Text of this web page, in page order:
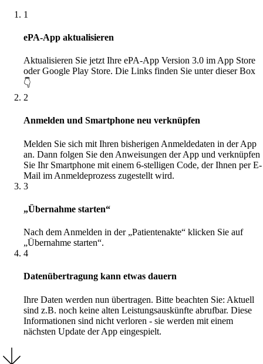
1
ePA-App aktualisieren
Aktualisieren Sie jetzt Ihre ePA-App Version 3.0 im App Store
oder Google Play Store. Die Links finden Sie unter dieser Box
👇
2
Anmelden und Smartphone neu verknüpfen
Melden Sie sich mit Ihren bisherigen Anmeldedaten in der App
an. Dann folgen Sie den Anweisungen der App und verknüpfen
Sie Ihr Smartphone mit einem 6-stelligen Code, der Ihnen per E-
Mail im Anmeldeprozess zugestellt wird.
3
„Übernahme starten“
Nach dem Anmelden in der „Patientenakte“ klicken Sie auf
„Übernahme starten“.
4
Datenübertragung kann etwas dauern
Ihre Daten werden nun übertragen. Bitte beachten Sie: Aktuell
sind z.B. noch keine alten Leistungsauskünfte abrufbar. Diese
Informationen sind nicht verloren - sie werden mit einem
nächsten Update der App eingespielt.